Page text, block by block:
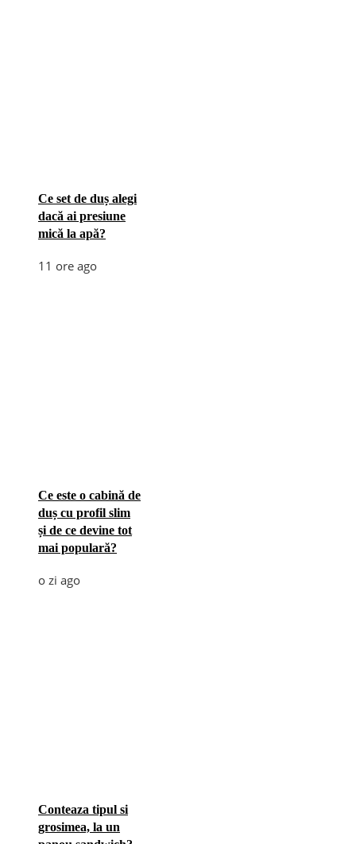
Ce set de duș alegi
dacă ai presiune
mică la apă?
11 ore ago
Ce este o cabină de
duș cu profil slim
și de ce devine tot
mai populară?
o zi ago
Conteaza tipul si
grosimea, la un